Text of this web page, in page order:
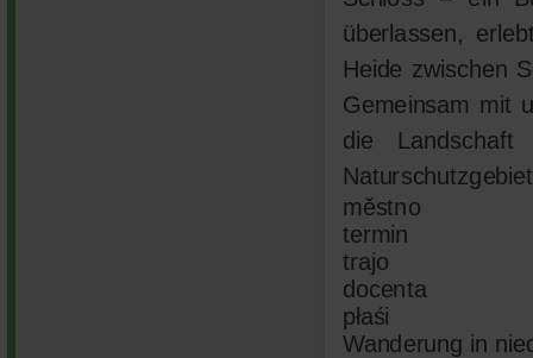
überlassen,
Heide zwischen
Gemeinsam mit
die
městno
termin
trajo
docenta
płaśi
Wanderung in